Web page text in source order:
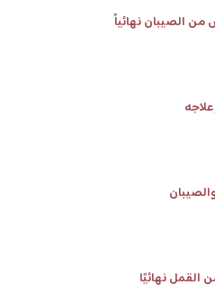
الصيبان نهائياً
نهائيًا